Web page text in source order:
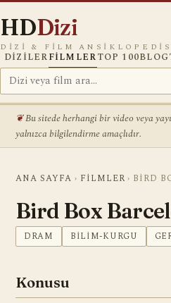
HDDizi
DIZI & FILM
DIZILERFILMLERTOP 100BLOG
Bu sitede herhangi bir video veya
yalnızca bilgilendirme amaçlıdır.
ANA SAYFA › FILMLER › BIRD
Bird Box
DRAM BILIM-KURGU
Konusu